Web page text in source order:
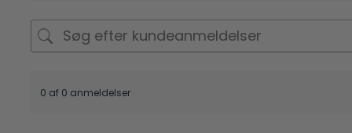
0 af 0 anmeldelser